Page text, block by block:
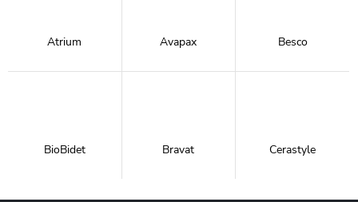
Atrium Avapax Besco
BioBidet Bravat Cerastyle